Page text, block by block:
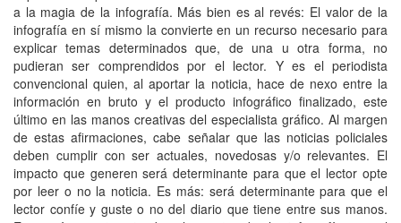
a la magia de la infografía. Más bien es al revés: El valor de la
infografía en sí mismo la convierte en un recurso necesario para
explicar temas determinados que, de una u otra forma, no
pudieran ser comprendidos por el lector. Y es el periodista
convencional quien, al aportar la noticia, hace de nexo entre la
información en bruto y el producto infográfico finalizado, este
último en las manos creativas del especialista gráfico. Al margen
de estas afirmaciones, cabe señalar que las noticias policiales
deben cumplir con ser actuales, novedosas y/o relevantes. El
impacto que generen será determinante para que el lector opte
por leer o no la noticia. Es más: será determinante para que el
lector confíe y guste o no del diario que tiene entre sus manos.